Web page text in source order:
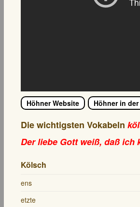
Höhner Website Höhner in
Die wichtigsten Vokabeln
Der liebe Gott weiß, daß ich
Kölsch
ens
etzte